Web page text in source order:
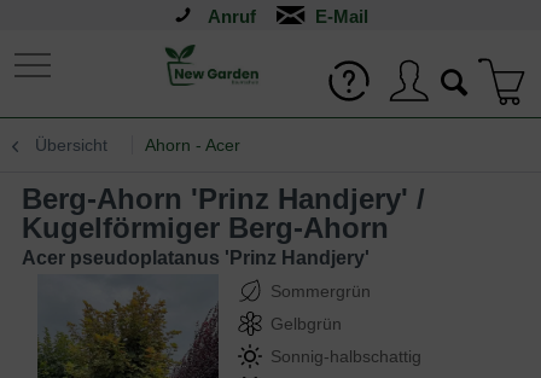
Anruf
Übersicht Ahorn - Acer
Berg-Ahorn 'Prinz Handjery' /
Kugelförmiger Berg-Ahorn
Acer pseudoplatanus 'Prinz Handjery'
Sommergrün
Gelbgrün
Sonnig-halbschattig